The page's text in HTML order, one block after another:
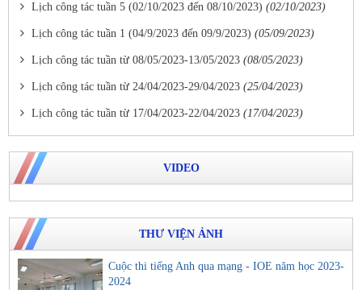
Lịch công tác tuần 5 (02/10/2023 đến 08/10/2023) (02/10/2023)
Lịch công tác tuần 1 (04/9/2023 đến 09/9/2023) (05/09/2023)
Lịch công tác tuần từ 08/05/2023-13/05/2023 (08/05/2023)
Lịch công tác tuần từ 24/04/2023-29/04/2023 (25/04/2023)
Lịch công tác tuần từ 17/04/2023-22/04/2023 (17/04/2023)
VIDEO
THƯ VIỆN ẢNH
Cuộc thi tiếng Anh qua mạng - IOE năm học 2023-
2024